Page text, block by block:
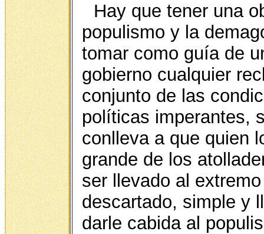
Hay que tener una
populismo y la
tomar como guía de
gobierno cualquier
conjunto de las
políticas imperantes,
conlleva a que quien
grande de los
ser llevado al
descartado, simple y
darle cabida al